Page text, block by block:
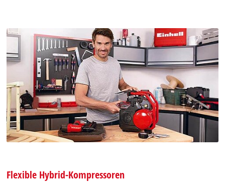
Flexible Hybrid-Kompressoren